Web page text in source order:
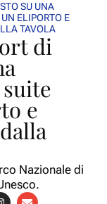
SU UNA
ELIPORTO E
TAVOLA
di
e
Nazionale di